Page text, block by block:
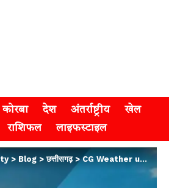
कोरबा देश अंतर्राष्ट्रीय
खेल
राशिफल लाइफस्टाइल
> Blog >छत्तीसगढ़>CG Weather update : मौसम विभाग की चेतावनी, 4 दिनों तक गरज-चमक के साथ होगी बारिश, लोगों को सतर्क रहने की सलाह